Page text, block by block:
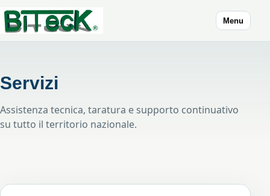
Menu
Servizi
Assistenza tecnica, taratura e supporto continuativo
su tutto il territorio nazionale.